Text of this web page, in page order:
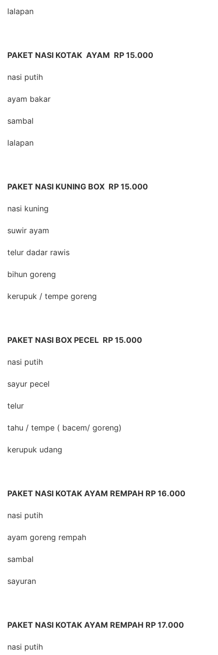
lalapan
PAKET NASI KOTAK AYAM RP 15.000
nasi putih
ayam bakar
sambal
lalapan
PAKET NASI KUNING BOX RP 15.000
nasi kuning
suwir ayam
telur dadar rawis
bihun goreng
kerupuk / tempe goreng
PAKET NASI BOX PECEL RP 15.000
nasi putih
sayur pecel
telur
tahu / tempe ( bacem/ goreng)
kerupuk udang
PAKET NASI KOTAK AYAM REMPAH RP 16.000
nasi putih
ayam goreng rempah
sambal
sayuran
PAKET NASI KOTAK AYAM REMPAH RP 17.000
nasi putih